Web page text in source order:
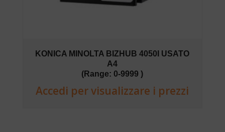
KONICA MINOLTA BIZHUB 4050I USATO
A4
(Range: 0-9999 )
Accedi per visualizzare i prezzi